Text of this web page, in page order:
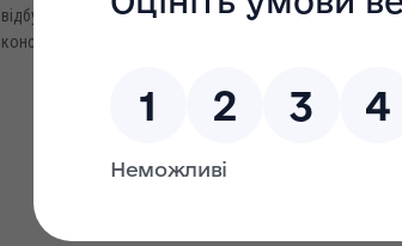
відбулася групова консультація, в т.ч. із залученням
консультацію проведено за участю головного юриста...